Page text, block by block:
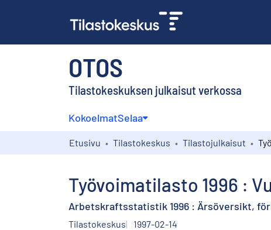
OTOS
Tilastokeskuksen julkaisut verkossa
KokoelmatSelaa
Etusivu Tilastokeskus Tilastojulkaisut
Työvoimatilasto 1996 :
Arbetskraftsstatistik 1996 : Ärsöversikt,
Tilastokeskus 1997-02-14